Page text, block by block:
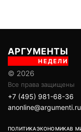
АРГУМЕНТЫ
НЕДЕЛИ
© 2026
Все права защищены
+7 (495) 981-68-36
anonline@argumenti.ru
ПОЛИТИКАЭКОНОМИКАВ